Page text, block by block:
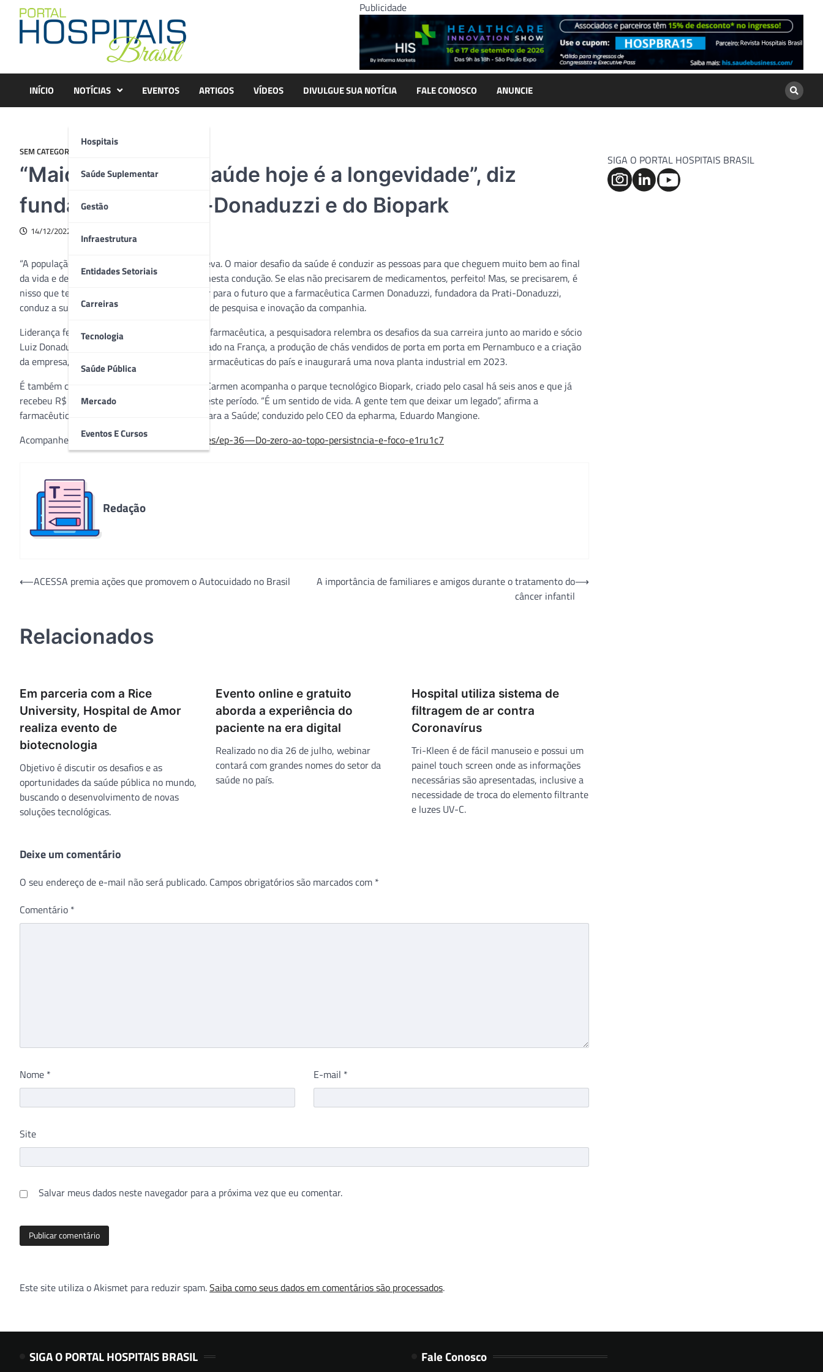
content
Publicidade
INÍCIO NOTÍCIAS
Hospitais
Saúde Suplementar
Gestão
Infraestrutura
Entidades Setoriais
Carreiras
Tecnologia
Saúde Pública
Mercado
Eventos E Cursos
EVENTOS ARTIGOS VÍDEOS DIVULGUE SUA NOTÍCIA FALE CONOSCO ANUNCIE
SEM CATEGORIA
“Maior desafio da saúde hoje é a longevidade”, diz
fundadora da Prati-Donaduzzi e do Biopark
14/12/2022
“A população está ficando cada vez mais longeva. O maior desafio da saúde é conduzir as pessoas para que cheguem muito bem ao final
da vida e desenvolver produtos que auxiliem nesta condução. Se elas não precisarem de medicamentos, perfeito! Mas, se precisarem, é
nisso que temos que pensar”. É com este olhar para o futuro que a farmacêutica Carmen Donaduzzi, fundadora da Prati-Donaduzzi,
conduz a sua trajetória no setor e os projetos de pesquisa e inovação da companhia.
Liderança feminina emblemática na indústria farmacêutica, a pesquisadora relembra os desafios da sua carreira junto ao marido e sócio
Luiz Donaduzzi: a primeira farmácia, o doutorado na França, a produção de chás vendidos de porta em porta em Pernambuco e a criação
da empresa, que se tornou uma das maiores farmacêuticas do país e inaugurará uma nova planta industrial em 2023.
É também com os olhos no futuro que a Dra. Carmen acompanha o parque tecnológico Biopark, criado pelo casal há seis anos e que já
recebeu R$ 255 milhões em investimentos neste período. “É um sentido de vida. A gente tem que deixar um legado”, afirma a
farmacêutica ao podcast ‘Oxigenando Ideias para a Saúde’, conduzido pelo CEO da epharma, Eduardo Mangione.
Acompanhe:
anchor.fm/epharma-pbm/episodes/ep-36—Do-zero-ao-topo-persistncia-e-foco-e1ru1c7
Redação
Navegação
⟵ACESSA premia ações que promovem o Autocuidado no Brasil
A importância de familiares e amigos durante o tratamento do
câncer infantil
⟶
Relacionados
Em parceria com a Rice
University, Hospital de Amor
realiza evento de
biotecnologia
Objetivo é discutir os desafios e as
oportunidades da saúde pública no mundo,
buscando o desenvolvimento de novas
soluções tecnológicas.
Evento online e gratuito
aborda a experiência do
paciente na era digital
Realizado no dia 26 de julho, webinar
contará com grandes nomes do setor da
saúde no país.
Hospital utiliza sistema de
filtragem de ar contra
Coronavírus
Tri-Kleen é de fácil manuseio e possui um
painel touch screen onde as informações
necessárias são apresentadas, inclusive a
necessidade de troca do elemento filtrante
e luzes UV-C.
Deixe um comentário
O seu endereço de e-mail não será publicado. Campos obrigatórios são marcados com *
Comentário *
Nome * E-mail *
Site
Salvar meus dados neste navegador para a próxima vez que eu comentar.
Este site utiliza o Akismet para reduzir spam.Saiba como seus dados em comentários são processados.
SIGA O PORTAL HOSPITAIS BRASIL
SIGA O PORTAL HOSPITAIS BRASIL Fale Conosco